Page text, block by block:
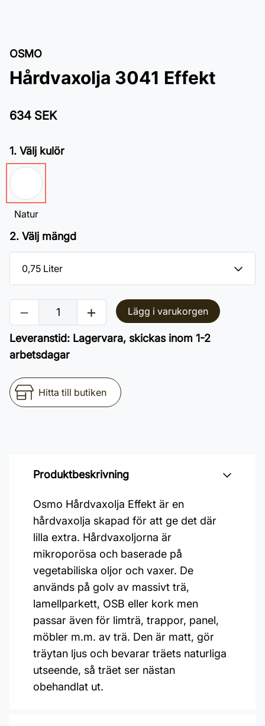
OSMO
Hårdvaxolja 3041 Effekt
634 SEK
1. Välj kulör
Natur
2. Välj mängd
Lägg i varukorgen
Leveranstid: Lagervara, skickas inom 1-2
arbetsdagar
Hitta till butiken
Produktbeskrivning
Osmo Hårdvaxolja Effekt är en
hårdvaxolja skapad för att ge det där
lilla extra. Hårdvaxoljorna är
mikroporösa och baserade på
vegetabiliska oljor och vaxer. De
används på golv av massivt trä,
lamellparkett, OSB eller kork men
passar även för limträ, trappor, panel,
möbler m.m. av trä. Den är matt, gör
träytan ljus och bevarar träets naturliga
utseende, så träet ser nästan
obehandlat ut.